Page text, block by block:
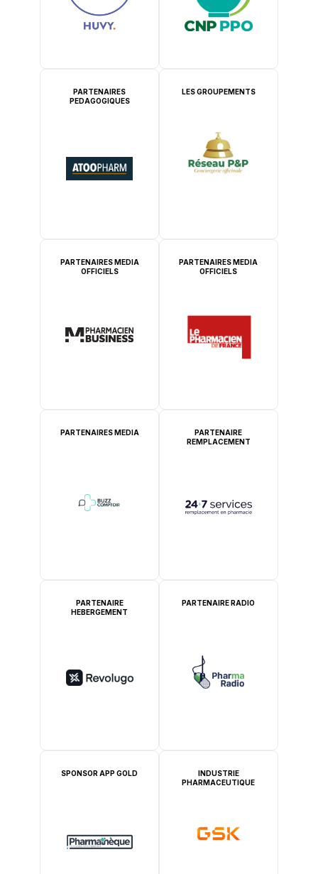
PARTENAIRES
PEDAGOGIQUES
LES GROUPEMENTS
PARTENAIRES MEDIA
OFFICIELS
PARTENAIRES MEDIA
OFFICIELS
PARTENAIRES MEDIA
PARTENAIRE
REMPLACEMENT
PARTENAIRE
HEBERGEMENT
PARTENAIRE RADIO
SPONSOR APP GOLD
INDUSTRIE
PHARMACEUTIQUE